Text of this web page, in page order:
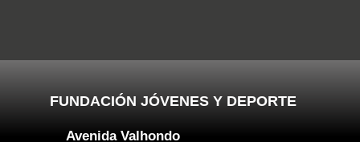
FUNDACIÓN JÓVENES Y DEPORTE
Avenida Valhondo